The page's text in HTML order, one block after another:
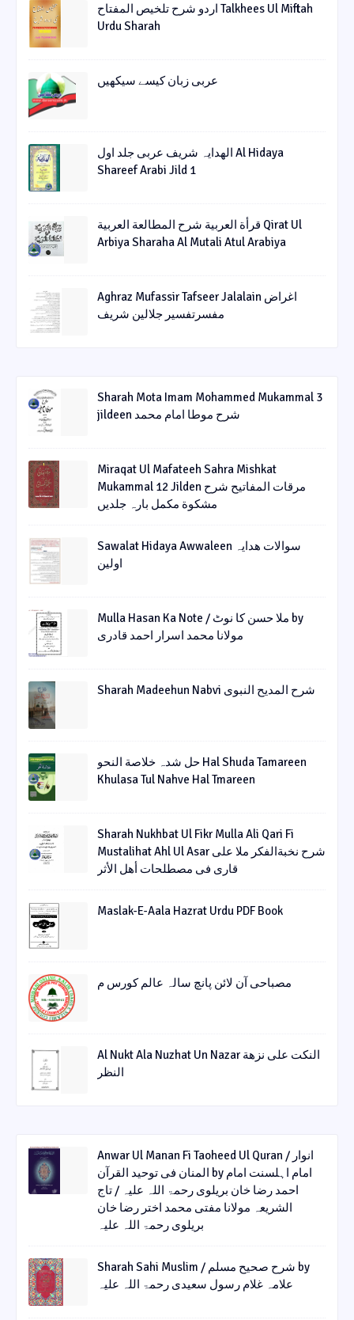
اردو شرح تلخیص المفتاح Talkhees Ul Miftah
Urdu Sharah
عربی زبان کیسے سیکھیں
الھدایہ شریف عربی جلد اول Al Hidaya
Shareef Arabi Jild 1
قرأة العربیة شرح المطالعة العربیة Qirat Ul
Arbiya Sharaha Al Mutali Atul Arabiya
Aghraz Mufassir Tafseer Jalalain اغراض
مفسرتفسیر جلالین شریف
Sharah Mota Imam Mohammed Mukammal 3
jildeen شرح موطا امام محمد
Miraqat Ul Mafateeh Sahra Mishkat
Mukammal 12 Jilden مرقات المفاتیح شرح
مشکوة مکمل بارہ جلدیں
Sawalat Hidaya Awwaleen سوالات ھدایہ
اولین
Mulla Hasan Ka Note / ملا حسن کا نوٹ by
مولانا محمد اسرار احمد قادری
Sharah Madeehun Nabvi شرح المدیح النبوی
حل شدہ خلاصة النحو Hal Shuda Tamareen
Khulasa Tul Nahve Hal Tmareen
Sharah Nukhbat Ul Fikr Mulla Ali Qari Fi
Mustalihat Ahl Ul Asar شرح نخبةالفکر ملا علی
قاری فی مصطلحات أھل الأثر
Maslak-E-Aala Hazrat Urdu PDF Book
مصباحی آن لائن پانچ سالہ عالم کورس م
Al Nukt Ala Nuzhat Un Nazar النکت علی نزھة
النظر
Anwar Ul Manan Fi Taoheed Ul Quran / انوار
المنان فی توحید القرآن by امام اہلسنت امام
احمد رضا خان بریلوی رحمۃ اللہ علیہ / تاج
الشریعہ مولانا مفتی محمد اختر رضا خان
بریلوی رحمۃ اللہ علیہ
Sharah Sahi Muslim / شرح صحیح مسلم by
علامہ غلام رسول سعیدی رحمۃ اللہ علیہ